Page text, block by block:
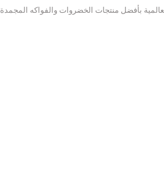
بأفضل منتجات الخضروات والفواكه المجمدة.